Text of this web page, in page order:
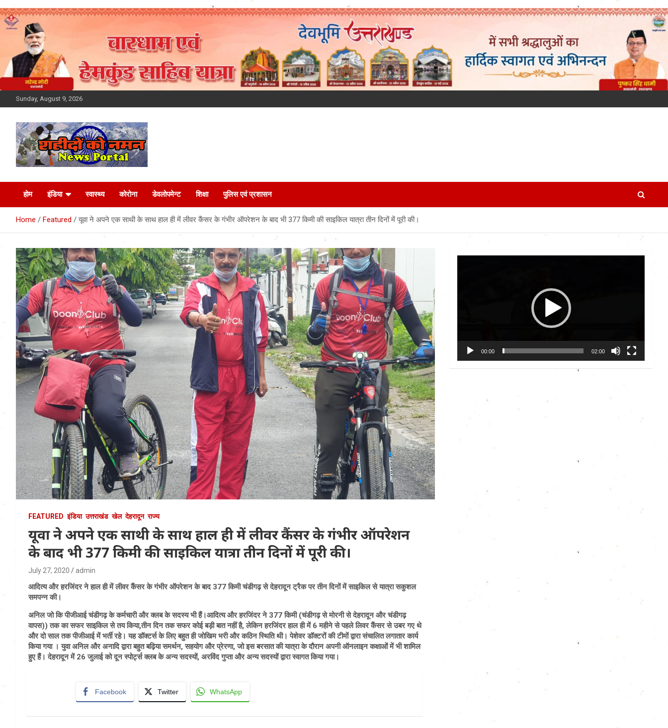
Skip
to
Sunday, August 9, 2026
Latest News Today,
Breaking News,
Uttarakhand News in
Hindi
होम इंडिया स्वास्थ्य कोरोना डेवलोपमेन्ट शिक्षा पुलिस एवं प्रशासन
Home Featured यूवा ने अपने एक साथी के साथ हाल ही में लीवर कैंसर के गंभीर ऑपरेशन के बाद भी 377 किमी की साइकिल यात्रा तीन दिनों में पूरी की।
FEATURED इंडिया उत्तराखंड खेल देहरादून राज्य
यूवा ने अपने एक साथी के साथ हाल ही में लीवर कैंसर के गंभीर ऑपरेशन
के बाद भी 377 किमी की साइकिल यात्रा तीन दिनों में पूरी की।
July 27, 2020 admin
आदित्य और हरजिंदर ने हाल ही में लीवर कैंसर के गंभीर ऑपरेशन के बाद 377 किमी चंडीगढ़ से देहरादून ट्रैक पर तीन दिनों में साइकिल से यात्रा सकुशल
समपन्न की।
अनिल जो कि पीजीआई चंडीगढ़ के कर्मचारी और क्लब के सदस्य भी हैं।आदित्य और हरजिंदर ने 377 किमी (चंडीगढ़ से मोरनी से देहरादून और चंडीगढ़
वापस)) तक का सफर साइकिल से तय किया,तीन दिन तक सफर कोई बड़ी बात नहीं है, लेकिन हरजिंदर हाल ही में 6 महीने से पहले लिवर कैंसर से उबर गए थे
और दो साल तक पीजीआई में भर्ती रहे। यह डॉक्टर्स के लिए बहुत ही जोखिम भरी और कठिन स्थिति थी। पेशेवर डॉक्टरों की टीमों द्वारा संचालित लगातार कार्य
किया गया । युवा अनिल और अनादि द्वारा बहुत बढ़िया समर्थन, सहयोग और प्रेरणा, जो इस बरसात की यात्रा के दौरान अपनी ऑनलाइन कक्षाओं में भी शामिल
हुए हैं। देहरादून में 26 जुलाई को दून स्पोर्ट्स क्लब के अन्य सदस्यों, अरविंद गुप्ता और अन्य सदस्यों द्वारा स्वागत किया गया।
Facebook Twitter WhatsApp
00:00 02:00